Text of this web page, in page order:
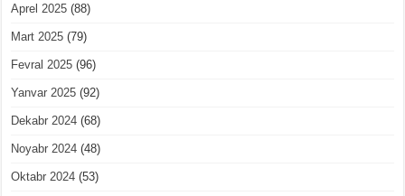
Aprel 2025 (88)
Mart 2025 (79)
Fevral 2025 (96)
Yanvar 2025 (92)
Dekabr 2024 (68)
Noyabr 2024 (48)
Oktabr 2024 (53)